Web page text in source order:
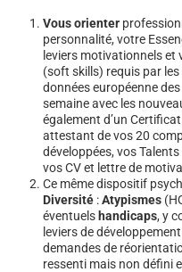
Vous orienter
personnalité, votre
leviers motivationnels et
(soft skills) requis par
données européenne
semaine avec les
également d’un
attestant de vos 20
développées, vos
vos CV et lettre de
Ce même dispositif
Diversité :Atypismes
éventuels handicaps, y
leviers de
demandes de
ressenti mais non défini